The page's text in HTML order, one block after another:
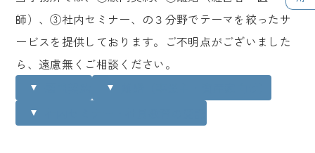
師）、③社内セミナー、の３分野でテーマを絞ったサ
ービスを提供しております。ご不明点がございました
ら、遠慮無くご相談ください。